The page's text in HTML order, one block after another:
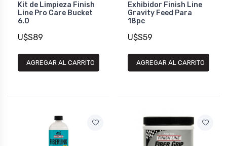
Kit de Limpieza Finish
Line Pro Care Bucket
6.0
U$S89
AGREGAR AL CARRITO
Exhibidor Finish Line
Gravity Feed Para
18pc
U$S59
AGREGAR AL CARRITO